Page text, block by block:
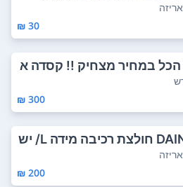
30 ₪
הכל במחיר מצחיק !! קסדה א
ברמ...
300 ₪
DAINESE חולצת רכיבה מידה L/ יש
ש...
200 ₪